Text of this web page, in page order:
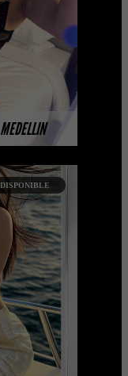
MEDELLIN
DISPONIBLE
a
con un